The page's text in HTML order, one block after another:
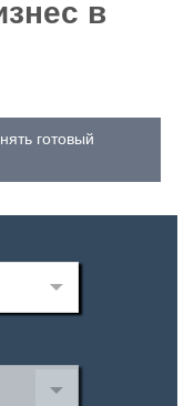
в
готовый